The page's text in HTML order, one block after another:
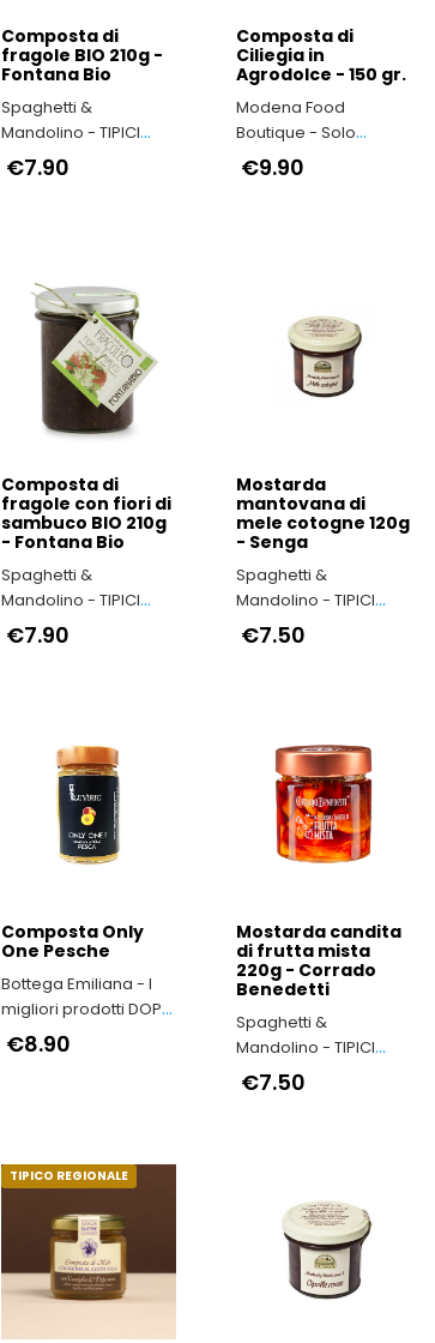
Composta di
fragole BIO 210g -
Fontana Bio
Spaghetti &
Mandolino - TIPICI
ITALIANI
€7.90
Composta di
Ciliegia in
Agrodolce - 150 gr.
Modena Food
Boutique - Solo
Prodotti Tipici della
Provincia di Modena
€9.90
Composta di
fragole con fiori di
sambuco BIO 210g
- Fontana Bio
Spaghetti &
Mandolino - TIPICI
ITALIANI
€7.90
Mostarda
mantovana di
mele cotogne 120g
- Senga
Spaghetti &
Mandolino - TIPICI
ITALIANI
€7.50
Composta Only
One Pesche
Bottega Emiliana - I
migliori prodotti DOP
e IGP dell'Emilia-
€8.90
Mostarda candita
di frutta mista
220g - Corrado
Benedetti
Spaghetti &
Mandolino - TIPICI
ITALIANI
€7.50
TIPICO REGIONALE